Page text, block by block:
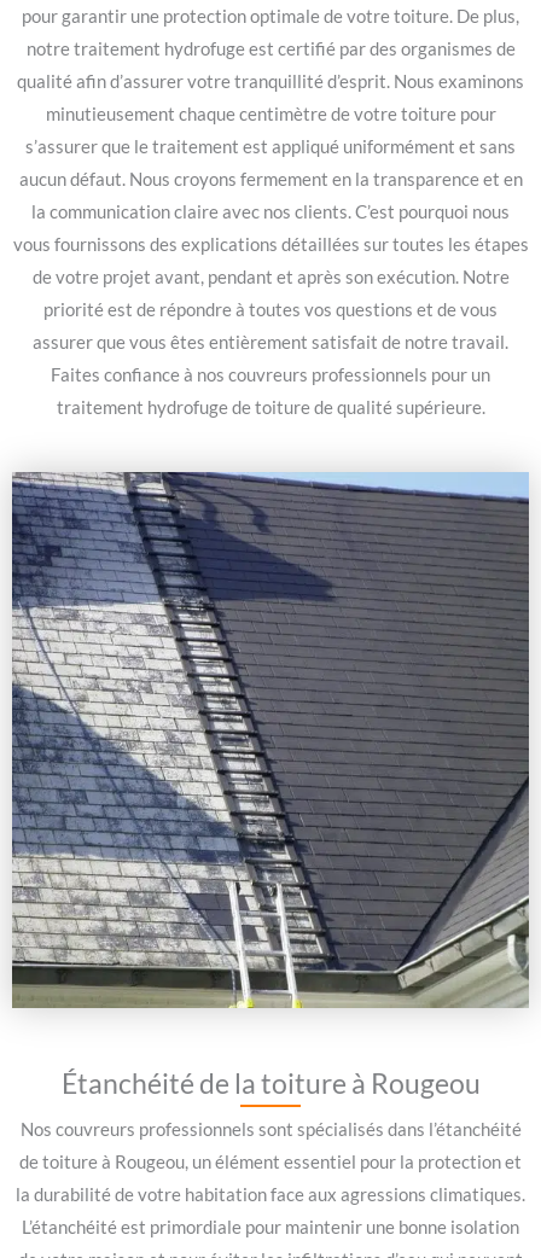
pour garantir une protection optimale de votre toiture. De plus,
notre traitement hydrofuge est certifié par des organismes de
qualité afin d’assurer votre tranquillité d’esprit. Nous examinons
minutieusement chaque centimètre de votre toiture pour
s’assurer que le traitement est appliqué uniformément et sans
aucun défaut. Nous croyons fermement en la transparence et en
la communication claire avec nos clients. C’est pourquoi nous
vous fournissons des explications détaillées sur toutes les étapes
de votre projet avant, pendant et après son exécution. Notre
priorité est de répondre à toutes vos questions et de vous
assurer que vous êtes entièrement satisfait de notre travail.
Faites confiance à nos couvreurs professionnels pour un
traitement hydrofuge de toiture de qualité supérieure.
Étanchéité de la toiture à Rougeou
Nos couvreurs professionnels sont spécialisés dans l’étanchéité
de toiture à Rougeou, un élément essentiel pour la protection et
la durabilité de votre habitation face aux agressions climatiques.
L’étanchéité est primordiale pour maintenir une bonne isolation